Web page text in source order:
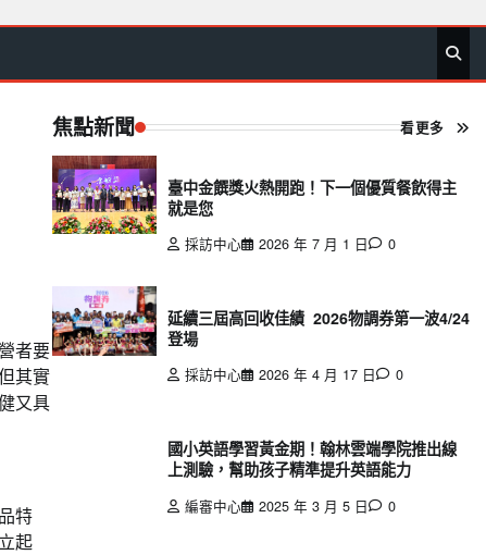
首 要 娛 生 社 文 公 運 旅 政 地
方
專
欄
者要
其實
又具
特
起
焦點新聞 看更多
臺中金饌獎火熱開跑！下一個優質餐飲得主
就是您
採訪中心 2026 年 7 月 1 日 0
延續三屆高回收佳績 2026物調券第一波4/24
登場
採訪中心 2026 年 4 月 17 日 0
國小英語學習黃金期！翰林雲端學院推出線
上測驗，幫助孩子精準提升英語能力
編審中心 2025 年 3 月 5 日 0